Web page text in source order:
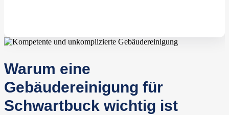
Warum eine
Gebäudereinigung für
Schwartbuck wichtig ist